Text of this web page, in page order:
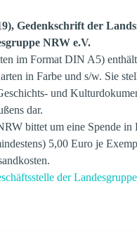
Gedenkschrift der
NRW e.V.
im Format DIN A5)
in Farbe und s/w. Sie
und
dar.
bittet um eine Spende in
5,00 Euro je
der